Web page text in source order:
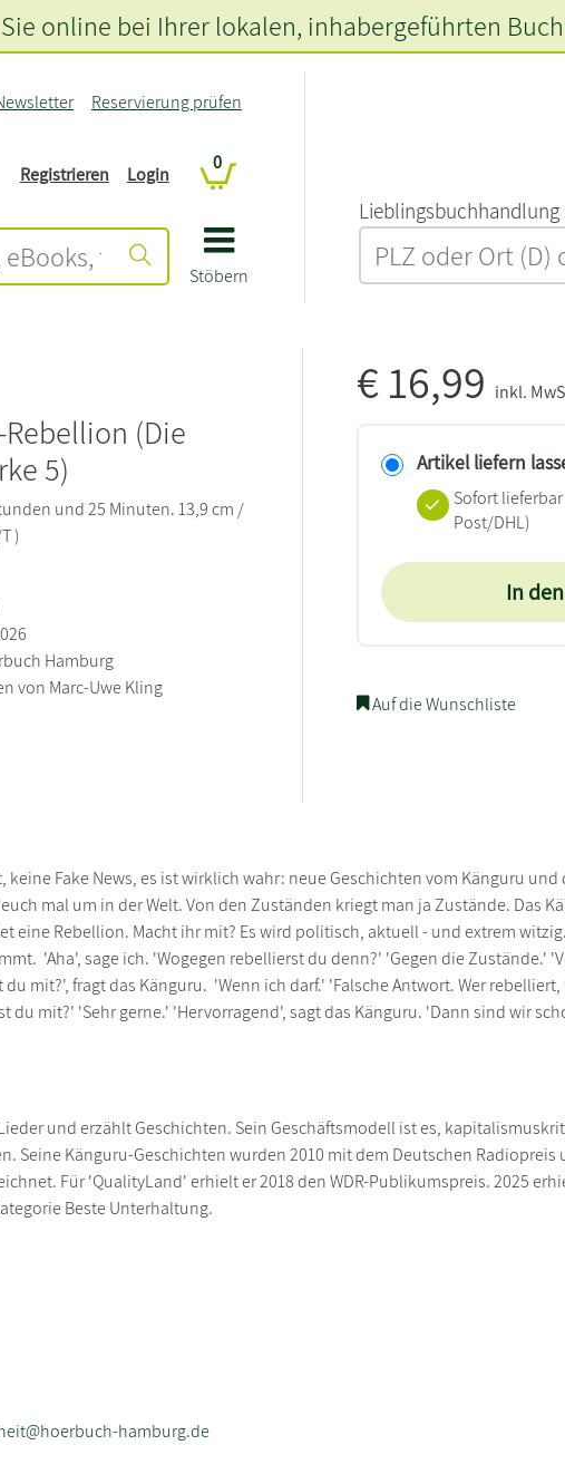
Stöbern
Reservierung prüfen
Registrieren Login
0
L‍i‍e‍b‍l‍i‍n‍g‍s‍b‍u‍c‍h‍h‍a‍n‍d‍l‍u‍n‍g‍
online bei Ihrer lokalen, inhabergeführten
(Die
5)
und 25 Minuten. 13,9 cm /
)
Hamburg
von Marc-Uwe Kling
€16,99 inkl.
Artikel liefern
Sofort lieferbar
Post/DHL)
In
Auf die Wunschliste
keine Fake News, es ist wirklich wahr: neue Geschichten vom Känguru
mal um in der Welt. Von den Zuständen kriegt man ja Zustände. Das
eine Rebellion. Macht ihr mit? Es wird politisch, aktuell - und extrem
'Aha', sage ich. 'Wogegen rebellierst du denn?' 'Gegen die Zustände.'
mit?', fragt das Känguru. 'Wenn ich darf.' 'Falsche Antwort. Wer
du mit?' 'Sehr gerne.' 'Hervorragend', sagt das Känguru. 'Dann sind wir
und erzählt Geschichten. Sein Geschäftsmodell ist es,
Seine Känguru-Geschichten wurden 2010 mit dem Deutschen Radiopreis
Für 'QualityLand' erhielt er 2018 den WDR-Publikumspreis. 2025
Beste Unterhaltung.
hamburg.de